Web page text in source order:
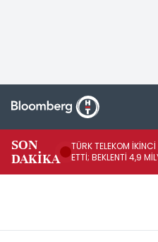
SON
DAKİKA
TÜRK TELEKOM
ETTİ; BEKLENTİ 4,9